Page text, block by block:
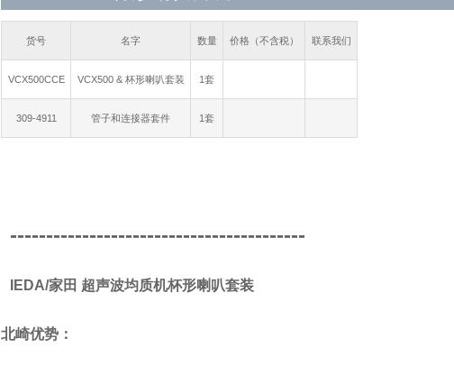
货号 名字 数量 价格（不含税） 联系我们
VCX500CCE VCX500 & 杯形喇叭套装 1套
309-4911 管子和连接器套件 1套
-----------------------------------------
IEDA/家田 超声波均质机杯形喇叭套装
北崎优势：